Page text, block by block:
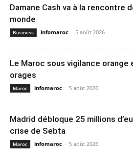
Damane Cash va à la rencontre
monde
Business infomaroc - 5 août 2026
Le Maroc sous vigilance orange
orages
Maroc infomaroc - 5 août 2026
Madrid débloque 25 millions
crise de Sebta
Maroc infomaroc - 5 août 2026